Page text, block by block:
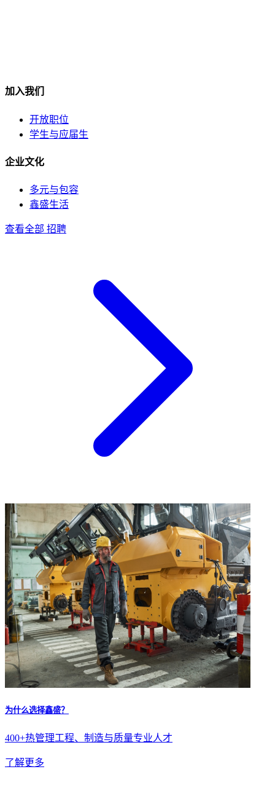
加入我们
开放职位
学生与应届生
企业文化
多元与包容
鑫盛生活
查看全部 招聘
为什么选择鑫盛？
400+热管理工程、制造与质量专业人才
了解更多